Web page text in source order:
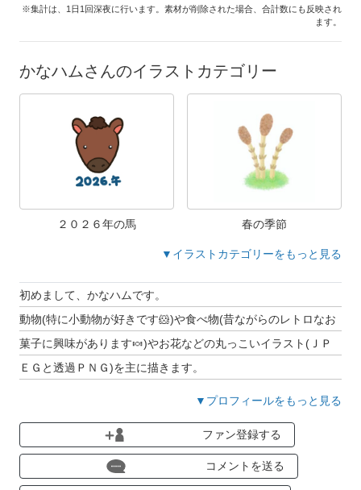
※集計は、1日1回深夜に行います。素材が削除された場合、合計数にも反映され
ます。
かなハムさんのイラストカテゴリー
２０２６年の馬 春の季節
▼イラストカテゴリーをもっと見る
初めまして、かなハムです。
動物(特に小動物が好きです🐹)や食べ物(昔ながらのレトロなお
菓子に興味があります🍬)やお花などの丸っこいイラスト(ＪＰ
ＥＧと透過ＰＮＧ)を主に描きます。
子育て経験中なので、赤ちゃんの食品や用品を描くのも楽しい
時々ちょっとレアなものも描きます☆
よろしくお願いします。
▼プロフィールをもっと見る
ファン登録する
コメントを送る